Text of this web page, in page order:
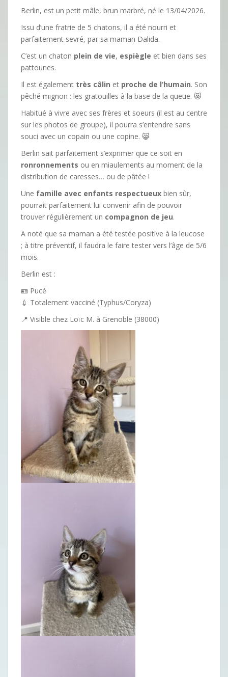
Berlin, est un petit mâle, brun marbré, né le 13/04/2026.
Issu d’une fratrie de 5 chatons, il a été nourri et
parfaitement sevré, par sa maman Dalida.
C’est un chaton plein de vie, espiègle et bien dans ses
pattounes.
Il est également très câlin et proche de l’humain. Son
pêché mignon : les gratouilles à la base de la queue. 😻
Habitué à vivre avec ses frères et soeurs (il est au centre
sur les photos de groupe), il pourra s’entendre sans
souci avec un copain ou une copine. 😸
Berlin sait parfaitement s’exprimer que ce soit en
ronronnements ou en miaulements au moment de la
distribution de caresses… ou de pâtée !
Une famille avec enfants respectueux bien sûr,
pourrait parfaitement lui convenir afin de pouvoir
trouver régulièrement un compagnon de jeu.
A noté que sa maman a été testée positive à la leucose
; à titre préventif, il faudra le faire tester vers l’âge de 5/6
mois.
Berlin est :
🪪 Pucé
💉 Totalement vacciné (Typhus/Coryza)
📍 Visible chez Loïc M. à Grenoble (38000)